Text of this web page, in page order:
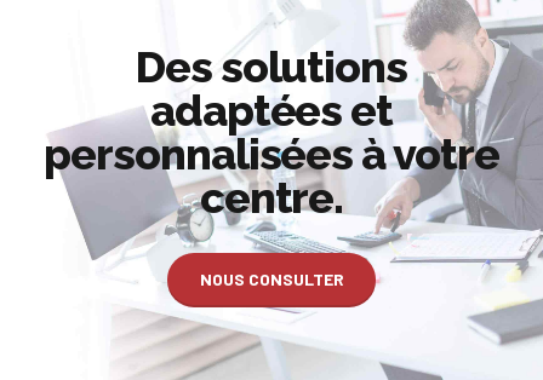
Des solutions
adaptées et
personnalisées à votre
centre.
NOUS CONSULTER